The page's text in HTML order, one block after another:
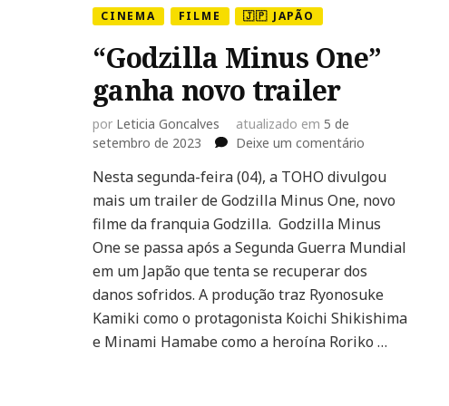
CINEMA FILME 🇯🇵 JAPÃO
“Godzilla Minus One”
ganha novo trailer
por Leticia Goncalves atualizado em 5 de
setembro de 2023
Deixe um comentário
Minus
One”
ganha
trailer
Nesta segunda-feira (04), a TOHO divulgou
mais um trailer de Godzilla Minus One, novo
filme da franquia Godzilla. Godzilla Minus
One se passa após a Segunda Guerra Mundial
em um Japão que tenta se recuperar dos
danos sofridos. A produção traz Ryonosuke
Kamiki como o protagonista Koichi Shikishima
e Minami Hamabe como a heroína Roriko …